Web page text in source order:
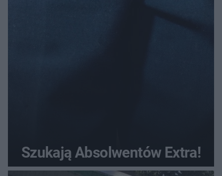
Szukają Absolwentów Extra!